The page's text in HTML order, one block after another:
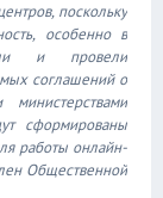
поскольку
особенно в
и провели
соглашений о
сформированы
работы онлайн-
Общественной